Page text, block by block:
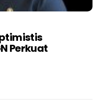
Perkuat